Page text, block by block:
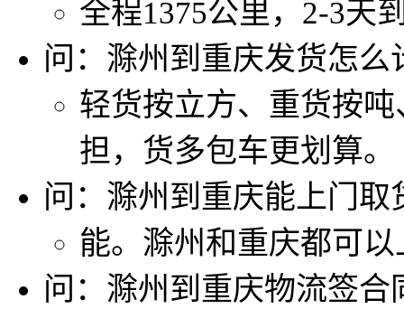
全程1375公里，2-3天
问：滁州到重庆发货怎么
轻货按立方、重货按
担，货多包车更划算。
问：滁州到重庆能上门取
能。滁州和重庆都可
问：滁州到重庆物流签合